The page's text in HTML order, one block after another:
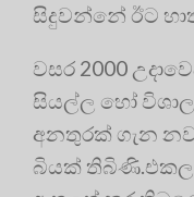
සිදුවන්නේ ඊට
වසර 2000
සියල්ල හෝ
අනතුරක් ගැන
බියක් තිබිණි.එකල